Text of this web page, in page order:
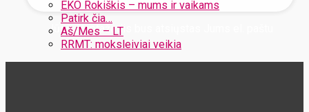
EKO Rokiškis – mums ir vaikams
Patirk čia…
Aš/Mes – LT
RRMT: moksleiviai veikia
Jūsų slaptažodis bus atsiųstas Jums el. paštu